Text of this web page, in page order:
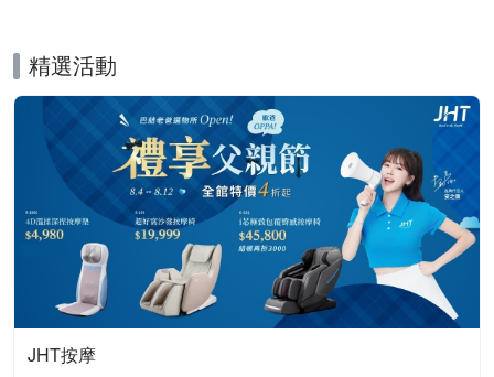
精選活動
JHT按摩